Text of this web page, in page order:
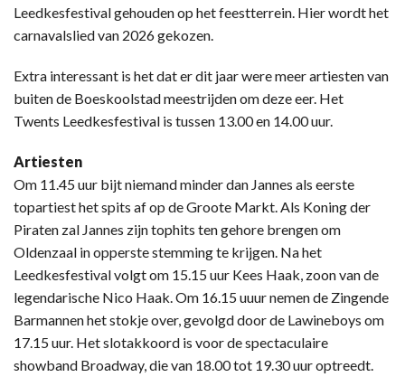
Leedkesfestival gehouden op het feestterrein. Hier wordt het
carnavalslied van 2026 gekozen.
Extra interessant is het dat er dit jaar were meer artiesten van
buiten de Boeskoolstad meestrijden om deze eer. Het
Twents Leedkesfestival is tussen 13.00 en 14.00 uur.
Artiesten
Om 11.45 uur bijt niemand minder dan Jannes als eerste
topartiest het spits af op de Groote Markt. Als Koning der
Piraten zal Jannes zijn tophits ten gehore brengen om
Oldenzaal in opperste stemming te krijgen. Na het
Leedkesfestival volgt om 15.15 uur Kees Haak, zoon van de
legendarische Nico Haak. Om 16.15 uuur nemen de Zingende
Barmannen het stokje over, gevolgd door de Lawineboys om
17.15 uur. Het slotakkoord is voor de spectaculaire
showband Broadway, die van 18.00 tot 19.30 uur optreedt.